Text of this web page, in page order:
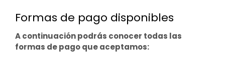
Formas de pago disponibles
A continuación podrás conocer todas las
formas de pago que aceptamos: